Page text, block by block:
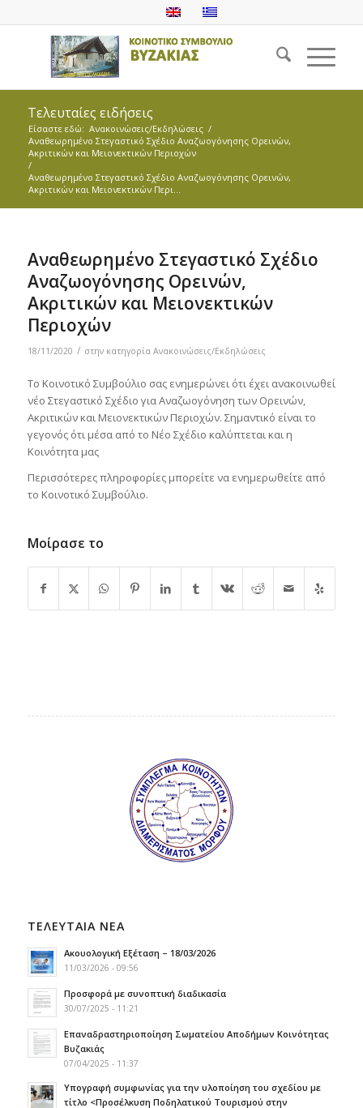
Τελευταίες ειδήσεις
Είσαστε εδώ: Ανακοινώσεις/Εκδηλώσεις /
Αναθεωρημένο Στεγαστικό Σχέδιο Αναζωογόνησης Ορεινών,
Ακριτικών και Μειονεκτικών Περιοχών
/
Αναθεωρημένο Στεγαστικό Σχέδιο Αναζωογόνησης Ορεινών,
Ακριτικών και Μειονεκτικών Περι...
Αναθεωρημένο Στεγαστικό Σχέδιο
Αναζωογόνησης Ορεινών,
Ακριτικών και Μειονεκτικών
Περιοχών
18/11/2020 / στην κατηγορία Ανακοινώσεις/Εκδηλώσεις
Το Κοινοτικό Συμβούλιο σας ενημερώνει ότι έχει ανακοινωθεί
νέο Στεγαστικό Σχέδιο για Αναζωογόνηση των Ορεινών,
Ακριτικών και Μειονεκτικών Περιοχών. Σημαντικό είναι το
γεγονός ότι μέσα από το Νέο Σχέδιο καλύπτεται και η
Κοινότητα μας
Περισσότερες πληροφορίες μπορείτε να ενημερωθείτε από
το Κοινοτικό Συμβούλιο.
Μοίρασε το
ΤΕΛΕΥΤΑΙΑ ΝΕΑ
Ακουολογική Εξέταση – 18/03/2026
11/03/2026 - 09:56
Προσφορά με συνοπτική διαδικασία
30/07/2025 - 11:21
Επαναδραστηριοποίηση Σωματείου Αποδήμων Κοινότητας
Βυζακιάς
07/04/2025 - 11:37
Υπογραφή συμφωνίας για την υλοποίηση του σχεδίου με
τίτλο <Προσέλκυση Ποδηλατικού Τουρισμού στην